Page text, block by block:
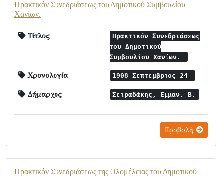
Πρακτικόν Συνεδριάσεως του Δημοτικού Συμβουλίου
Χανίων.
Τίτλος
Πρακτικόν Συνεδριάσεως
του Δημοτικού
Συμβουλίου Χανίων.
Χρονολογία 1908 Σεπτεμβριος 24
Δήμαρχος Σειραδάκης, Εμμαν. Β.
Προβολή
Πρακτικόν Συνεδριάσεως της Ολομέλειας του Δημοτικού